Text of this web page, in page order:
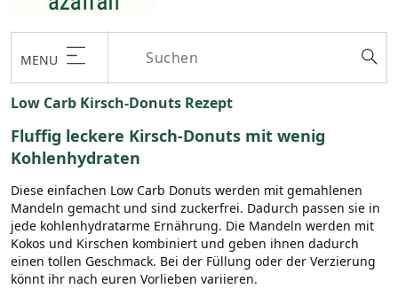
MENU
Low Carb Kirsch-Donuts Rezept
Fluffig leckere Kirsch-Donuts mit wenig
Kohlenhydraten
Diese einfachen Low Carb Donuts werden mit gemahlenen
Mandeln gemacht und sind zuckerfrei. Dadurch passen sie in
jede kohlenhydratarme Ernährung. Die Mandeln werden mit
Kokos und Kirschen kombiniert und geben ihnen dadurch
einen tollen Geschmack. Bei der Füllung oder der Verzierung
könnt ihr nach euren Vorlieben variieren.